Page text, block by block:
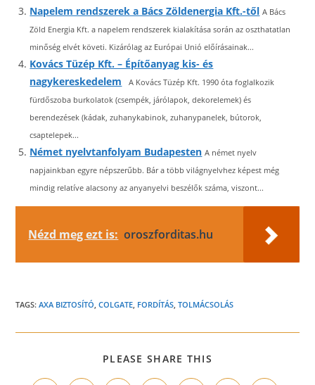
Napelem rendszerek a Bács Zöldenergia Kft.-től A Bács
Zöld Energia Kft. a napelem rendszerek kialakítása során az oszthatatlan
minőség elvét követi. Kizárólag az Európai Unió előírásainak...
Kovács Tüzép Kft. – Építőanyag kis- és
nagykereskedelem
A Kovács Tüzép Kft. 1990 óta foglalkozik
fürdőszoba burkolatok (csempék, járólapok, dekorelemek) és
berendezések (kádak, zuhanykabinok, zuhanypanelek, bútorok,
csaptelepek...
Német nyelvtanfolyam Budapesten A német nyelv
napjainkban egyre népszerűbb. Bár a több világnyelvhez képest még
mindig relatíve alacsony az anyanyelvi beszélők száma, viszont...
Nézd meg ezt is: oroszforditas.hu
TAGS:AXA BIZTOSÍTÓ, COLGATE, FORDÍTÁS, TOLMÁCSOLÁS
PLEASE SHARE THIS
CONTENT